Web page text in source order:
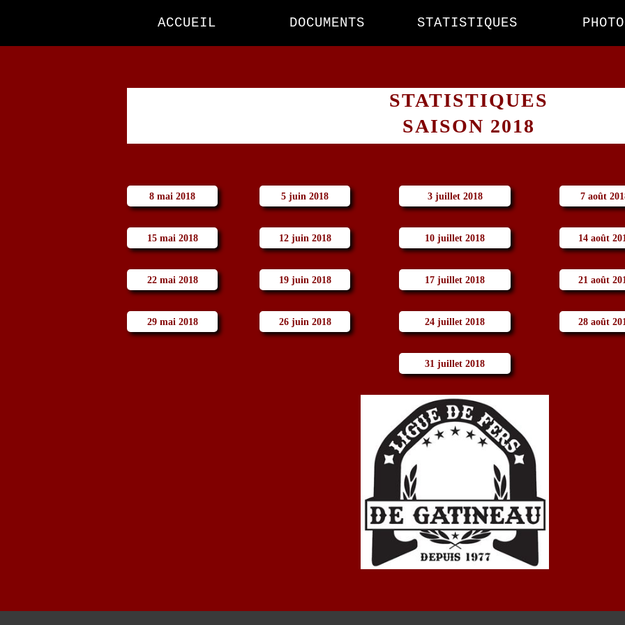
ACCUEIL DOCUMENTS STATISTIQUES
STATISTIQUES
SAISON 2018
8 mai 2018 5 juin 2018 3 juillet 2018 7 août
15 mai 2018 12 juin 2018 10 juillet 2018 14 août
22 mai 2018 19 juin 2018 17 juillet 2018 21 août
29 mai 2018 26 juin 2018 24 juillet 2018 28 août
31 juillet 2018